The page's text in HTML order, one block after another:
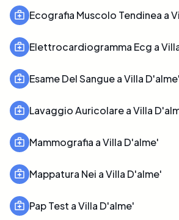
Ecografia Muscolo Tendinea a
Elettrocardiogramma Ecg a
Esame Del Sangue a Villa D'alme'
Lavaggio Auricolare a Villa
Mammografia a Villa D'alme'
Mappatura Nei a Villa D'alme'
Pap Test a Villa D'alme'